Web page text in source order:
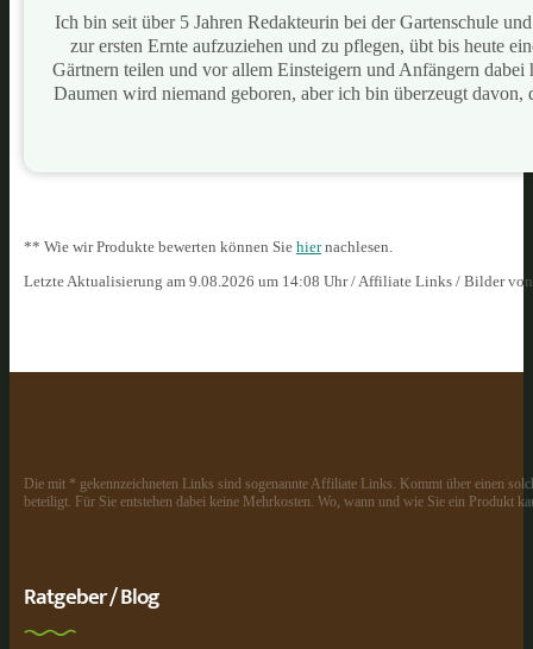
Ich bin seit über 5 Jahren Redakteurin bei der Gartenschule
zur ersten Ernte aufzuziehen und zu pflegen, übt bis heute
Gärtnern teilen und vor allem Einsteigern und Anfängern
Daumen wird niemand geboren, aber ich bin überzeugt
** Wie wir Produkte bewerten können Sie hiernachlesen.
Letzte Aktualisierung am 9.08.2026 um 14:08 Uhr / Affiliate Links / Bilder
Die mit * gekennzeichneten Links sind sogenannte Affiliate Links. Kommt über einen
beteiligt. Für Sie entstehen dabei keine Mehrkosten. Wo, wann und wie Sie ein Produkt
Ratgeber / Blog